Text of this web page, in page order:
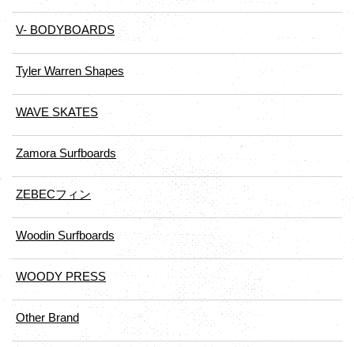
V- BODYBOARDS
Tyler Warren Shapes
WAVE SKATES
Zamora Surfboards
ZEBECフィン
Woodin Surfboards
WOODY PRESS
Other Brand